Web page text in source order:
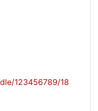
123456789/18